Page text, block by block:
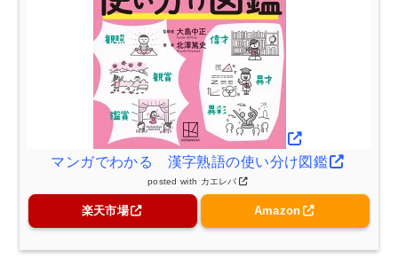
マンガでわかる 漢字熟語の使い分け図鑑
posted with カエレバ
楽天市場 Amazon